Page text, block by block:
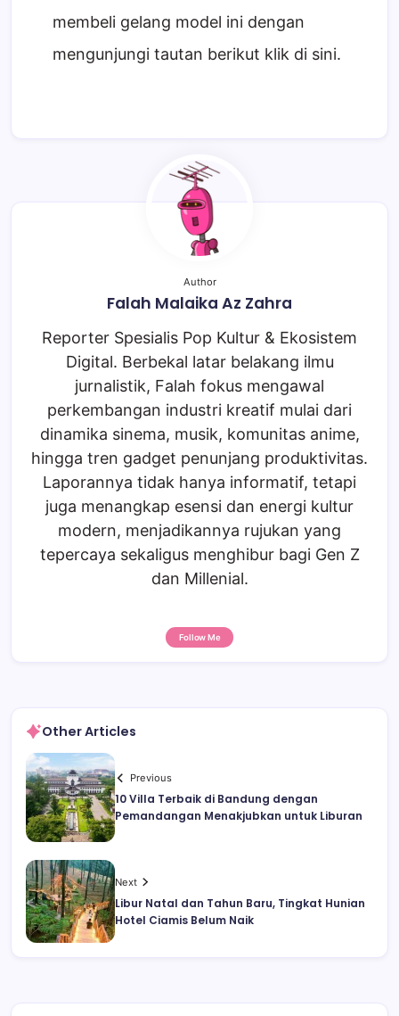
membeli gelang model ini dengan
mengunjungi tautan berikut klik di sini.
Author
Falah Malaika Az Zahra
Reporter Spesialis Pop Kultur & Ekosistem
Digital. Berbekal latar belakang ilmu
jurnalistik, Falah fokus mengawal
perkembangan industri kreatif mulai dari
dinamika sinema, musik, komunitas anime,
hingga tren gadget penunjang produktivitas.
Laporannya tidak hanya informatif, tetapi
juga menangkap esensi dan energi kultur
modern, menjadikannya rujukan yang
tepercaya sekaligus menghibur bagi Gen Z
dan Millenial.
Follow Me
Other Articles
Previous
10 Villa Terbaik di Bandung dengan
Pemandangan Menakjubkan untuk Liburan
Next
Libur Natal dan Tahun Baru, Tingkat Hunian
Hotel Ciamis Belum Naik